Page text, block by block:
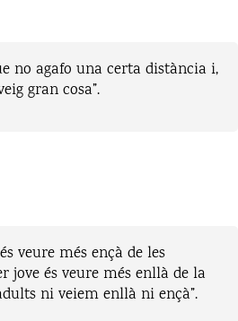
no agafo una certa distància i,
gran cosa”.
veure més ençà de les
jove és veure més enllà de la
ni veiem enllà ni ençà”.